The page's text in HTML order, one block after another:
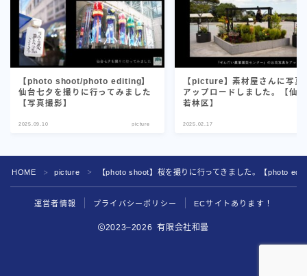
【photo shoot/photo editing】
仙台七夕を撮りに行ってみました
【写真撮影】
2025.09.10 picture
【picture】素材屋さんに写真
アップロードしました。【仙
若林区】
2025.02.17
HOME ＞ picture ＞ 【photo shoot】桜を撮りに行ってきました。【photo
運営者情報 プライバシーポリシー ECサイトあります！
2023–2026 有限会社和曇